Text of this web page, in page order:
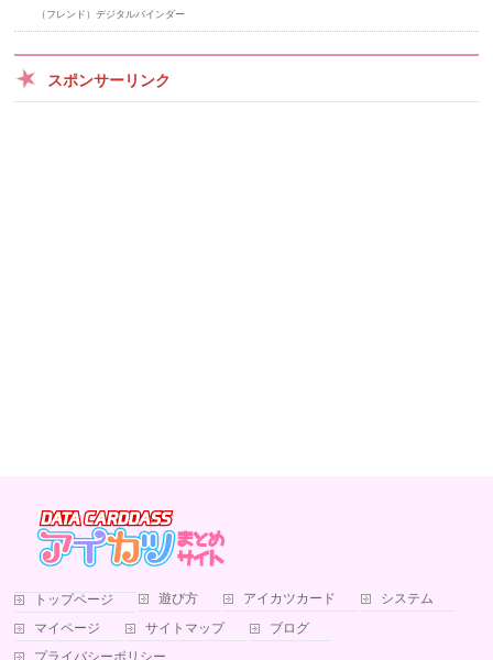
（フレンド）デジタルバインダー
スポンサーリンク
トップページ 遊び方 アイカツカード
システム
マイページ
サイトマップ
ブログ
プライバシーポリシー